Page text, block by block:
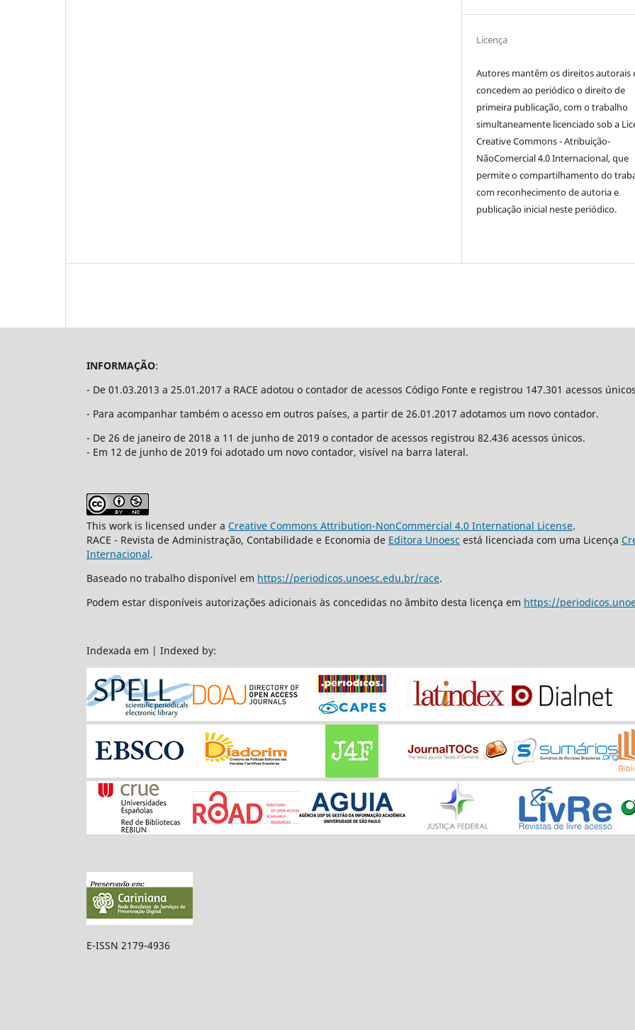
Licença
Autores mantêm os direitos autorais
concedem ao periódico o direito de
primeira publicação, com o trabalho
simultaneamente licenciado sob a
Creative Commons - Atribuição-
NãoComercial 4.0 Internacional, que
permite o compartilhamento do
com reconhecimento de autoria e
publicação inicial neste periódico.
INFORMAÇÃO:
- De 01.03.2013 a 25.01.2017 a RACE adotou o contador de acessos Código Fonte e registrou 147.301 acessos
- Para acompanhar também o acesso em outros países, a partir de 26.01.2017 adotamos um novo contador.
- De 26 de janeiro de 2018 a 11 de junho de 2019 o contador de acessos registrou 82.436 acessos únicos.
- Em 12 de junho de 2019 foi adotado um novo contador, visível na barra lateral.
This work is licensed under a Creative Commons Attribution-NonCommercial 4.0 International License.
RACE - Revista de Administração, Contabilidade e Economia de Editora Unoesc está licenciada com uma Licença
Internacional.
Baseado no trabalho disponível em https://periodicos.unoesc.edu.br/race.
Podem estar disponíveis autorizações adicionais às concedidas no âmbito desta licença em https://
Indexada em | Indexed by:
E-ISSN 2179-4936